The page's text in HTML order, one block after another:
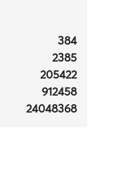
384
2385
205422
912458
24048368